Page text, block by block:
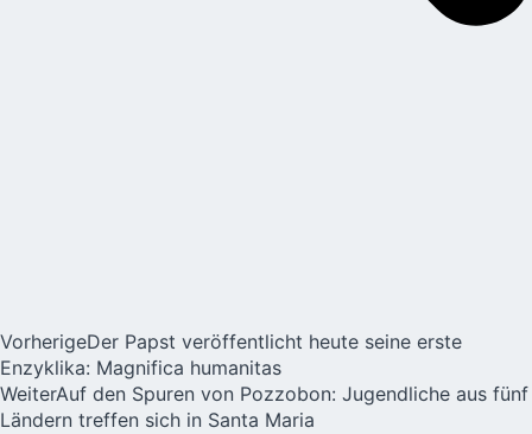
VorherigeDer Papst veröffentlicht heute seine erste
Enzyklika: Magnifica humanitas
WeiterAuf den Spuren von Pozzobon: Jugendliche aus fünf
Ländern treffen sich in Santa Maria